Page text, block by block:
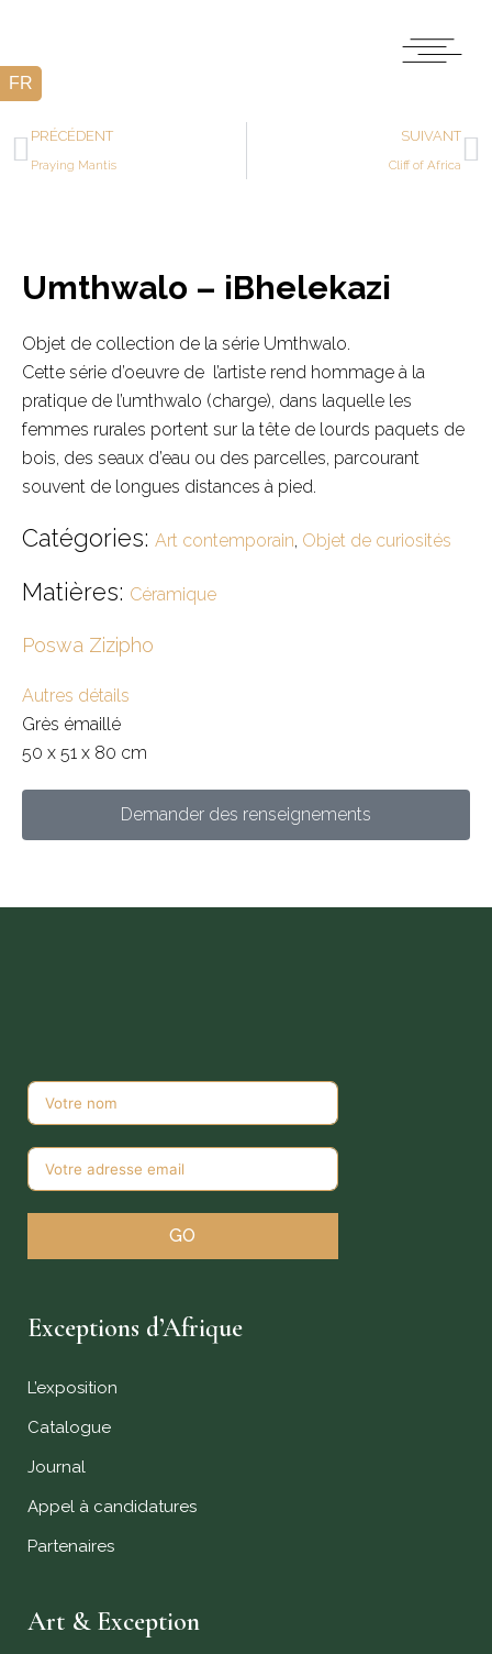
PRÉCÉDENT
Praying Mantis
SUIVANT
Cliff of Africa
Umthwalo – iBhelekazi
Objet de collection de la série Umthwalo.
Cette série d’oeuvre de l’artiste rend hommage à la
pratique de l’umthwalo (charge), dans laquelle les
femmes rurales portent sur la tête de lourds paquets de
bois, des seaux d’eau ou des parcelles, parcourant
souvent de longues distances à pied.
Catégories: Art contemporain, Objet de curiosités
Matières: Céramique
Poswa Zizipho
Autres détails
Grès émaillé
50 x 51 x 80 cm
Demander des renseignements
GO
Exceptions d’Afrique
L’exposition
Catalogue
Journal
Appel à candidatures
Partenaires
Art & Exception